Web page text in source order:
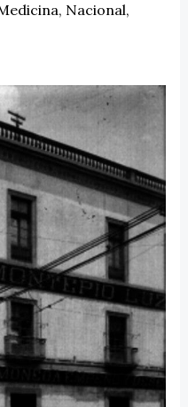
, Nacional,